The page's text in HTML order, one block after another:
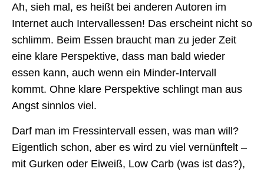
Ah, sieh mal, es heißt bei anderen Autoren im
Internet auch Intervallessen! Das erscheint nicht so
schlimm. Beim Essen braucht man zu jeder Zeit
eine klare Perspektive, dass man bald wieder
essen kann, auch wenn ein Minder-Intervall
kommt. Ohne klare Perspektive schlingt man aus
Angst sinnlos viel.
Darf man im Fressintervall essen, was man will?
Eigentlich schon, aber es wird zu viel vernünftelt –
mit Gurken oder Eiweiß, Low Carb (was ist das?),